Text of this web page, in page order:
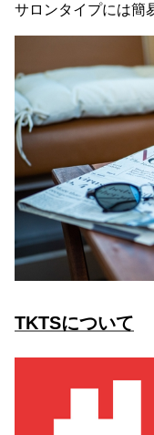
サロンタイプには簡
TKTSについて